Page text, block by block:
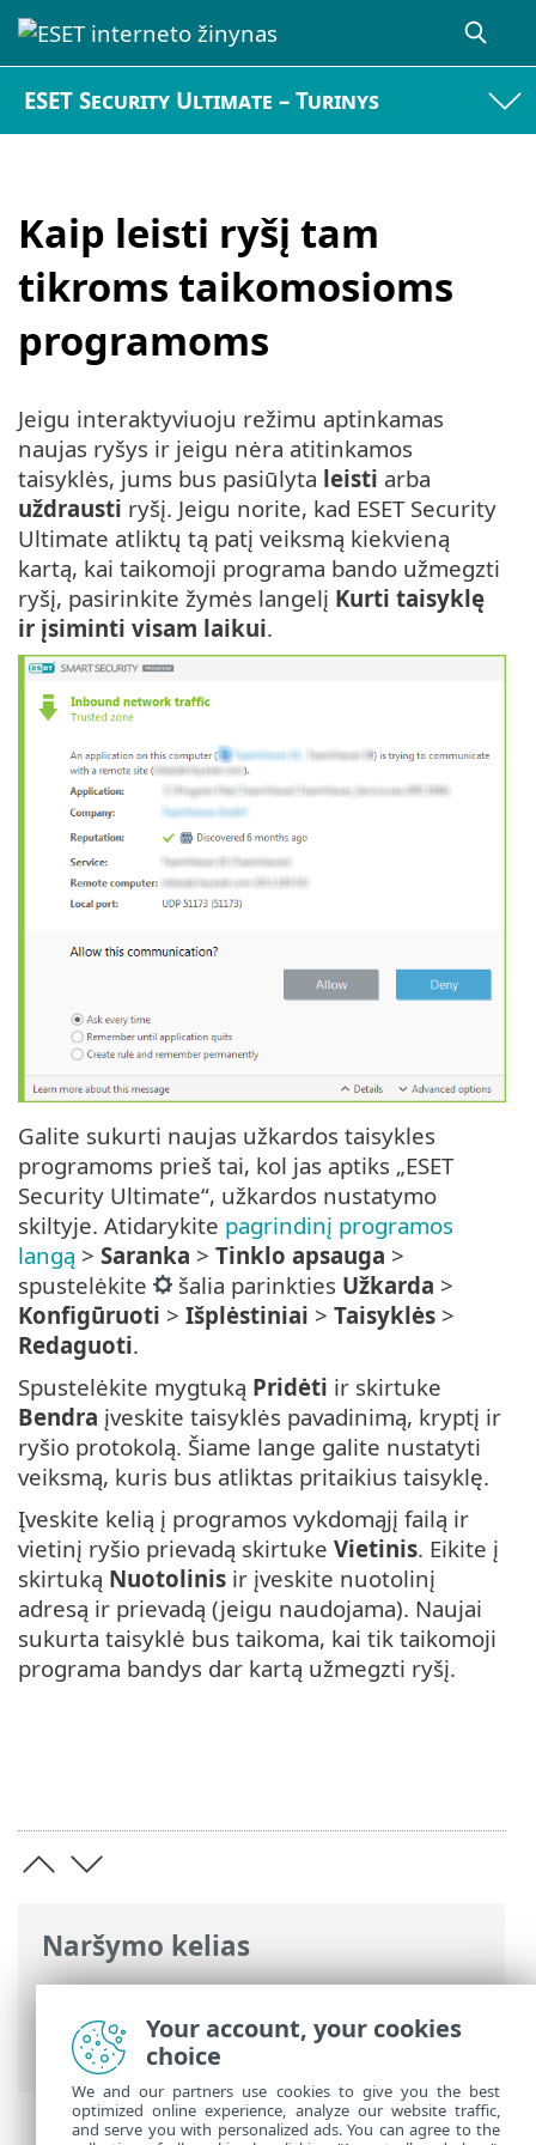
ESET Security Ultimate – Turinys
Kaip leisti ryšį tam
tikroms taikomosioms
programoms
Naršymo kelias
ESET interneto žinynas>ESET Security
Ultimate
>DUK > Kaip leisti ryšį tam
tikroms taikomosioms programoms
Jeigu interaktyviuoju režimu aptinkamas
naujas ryšys ir jeigu nėra atitinkamos
taisyklės, jums bus pasiūlyta leisti arba
uždrausti ryšį. Jeigu norite, kad ESET Security
Ultimate atliktų tą patį veiksmą kiekvieną
kartą, kai taikomoji programa bando užmegzti
ryšį, pasirinkite žymės langelį Kurti taisyklę
ir įsiminti visam laikui.
Galite sukurti naujas užkardos taisykles
programoms prieš tai, kol jas aptiks „ESET
Security Ultimate“, užkardos nustatymo
skiltyje. Atidarykite pagrindinį programos
langą > Saranka > Tinklo apsauga >
spustelėkite
šalia parinkties Užkarda >
Konfigūruoti > Išplėstiniai > Taisyklės >
Redaguoti.
Spustelėkite mygtuką Pridėti ir skirtuke
Bendra įveskite taisyklės pavadinimą, kryptį ir
ryšio protokolą. Šiame lange galite nustatyti
veiksmą, kuris bus atliktas pritaikius taisyklę.
Įveskite kelią į programos vykdomąjį failą ir
vietinį ryšio prievadą skirtuke Vietinis. Eikite į
skirtuką Nuotolinis ir įveskite nuotolinį
adresą ir prievadą (jeigu naudojama). Naujai
sukurta taisyklė bus taikoma, kai tik taikomoji
programa bandys dar kartą užmegzti ryšį.
Your account, your cookies
choice
We and our partners use cookies to give you the best
optimized online experience, analyze our website traffic,
and serve you with personalized ads. You can agree to the